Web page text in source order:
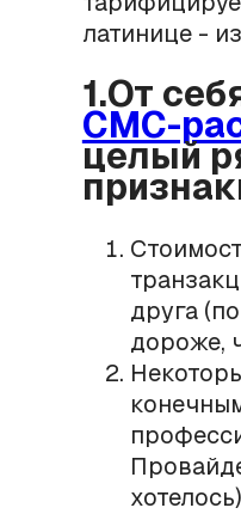
латинице -
1.От
СМС-
целый
друга
дороже,